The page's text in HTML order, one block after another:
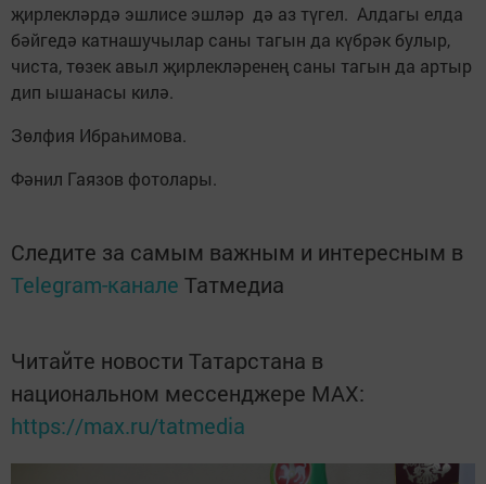
җирлекләрдә эшлисе эшләр дә аз түгел. Алдагы елда
бәйгедә катнашучылар саны тагын да күбрәк булыр,
чиста, төзек авыл җирлекләренең саны тагын да артыр
дип ышанасы килә.
Зөлфия Ибраһимова.
Фәнил Гаязов фотолары.
Следите за самым важным и интересным в
Telegram-канале Татмедиа
Читайте новости Татарстана в
национальном мессенджере MАХ:
https://max.ru/tatmedia